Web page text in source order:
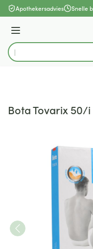
Ga naar de inhoud
Apothekersadvies Snelle
Menu
Product, merk,
Bota Tovarix 50/